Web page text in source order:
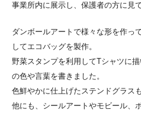
事業所内に展示し、保護者の方に見
ダンボールアートで様々な形を作っ
してエコバッグを製作。
野菜スタンプを利用してTシャツに
の色や言葉を書きました。
色鮮やかに仕上げたステンドグラス
他にも、シールアートやモビール、